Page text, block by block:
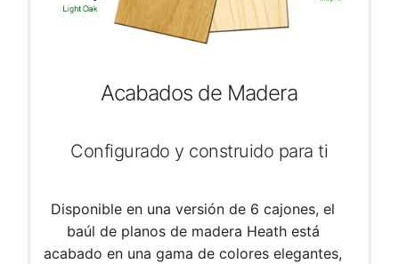
Acabados de Madera
Configurado y construido para ti
Disponible en una versión de 6 cajones, el
baúl de planos de madera Heath está
acabado en una gama de colores elegantes,